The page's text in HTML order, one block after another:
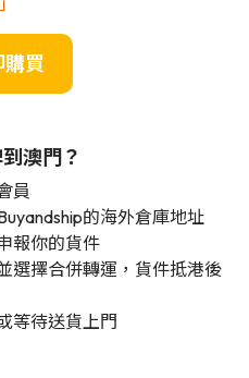
購買
澳門？
員
的海外倉庫地址
報你的貨件
選擇合併轉運，貨件抵港後
等待送貨上門